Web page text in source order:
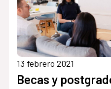
13 febrero 2021
Becas y